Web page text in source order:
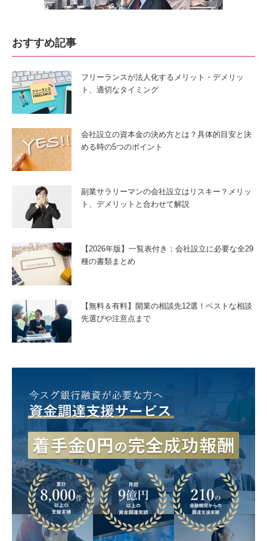
おすすめ記事
フリーランスが法人化するメリット・デメリッ
ト、適切なタイミング
会社設立の資本金の決め方とは？具体的目安と決
める時の5つのポイント
副業サラリーマンの会社設立はリスキー？メリッ
ト、デメリットと合わせて解説
【2026年版】一覧表付き：会社設立に必要な全29
種の書類まとめ
【無料＆有料】開業の相談先12選！ベストな相談
先選びや注意点まで